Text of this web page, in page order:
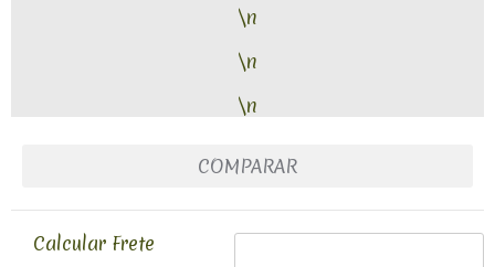
\n
\n
\n
COMPARAR
Calcular Frete